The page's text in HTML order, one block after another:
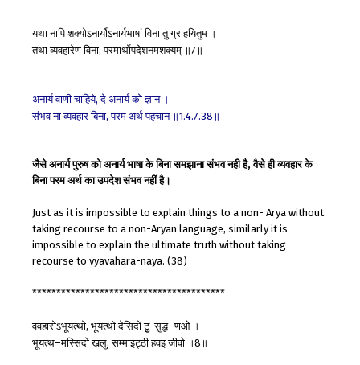
यथानापिशक्योऽनार्योऽनार्यभाषांविनातुग्राहयितुम ।
तथाव्यवहारेणविना,परमार्थोपदेशनमशक्यम् ॥7 ॥
अनार्यवाणीचाहिये,देअनार्यकोज्ञान ।
संभवनाव्यवहारबिना,परमअर्थपहचान ॥1.4.7.38 ॥
जैसे अनार्य पुरुष को अनार्य भाषा के बिना समझाना संभव नही है, वैसे ही व्यवहार के
बिना परम अर्थ का उपदेश संभव नहीं है।
Just as it is impossible to explain things to a non- Arya without
taking recourse to a non-Aryan language, similarly it is
impossible to explain the ultimate truth without taking
recourse to vyavahara-naya. (38)
****************************************
ववहारोऽभूयत्थो, भूयत्थोदेसिदोटुु़ सुद्ध–णओ ।
भूयत्थ–मस्सिदोखलु,सम्माइट्ठीहवइजीवो ॥8 ॥